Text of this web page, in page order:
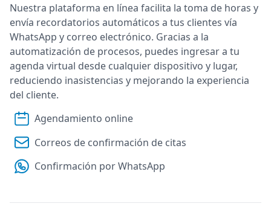
Nuestra plataforma en línea facilita la toma de horas y
envía recordatorios automáticos a tus clientes vía
WhatsApp y correo electrónico. Gracias a la
automatización de procesos, puedes ingresar a tu
agenda virtual desde cualquier dispositivo y lugar,
reduciendo inasistencias y mejorando la experiencia
del cliente.
Agendamiento online
Correos de confirmación de citas
Confirmación por WhatsApp